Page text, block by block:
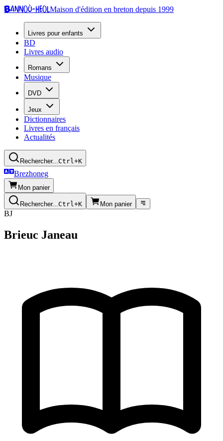
Bannoù-heolMaison d'édition en breton depuis 1999
Livres pour enfants
BD
Livres audio
Romans
Musique
DVD
Jeux
Dictionnaires
Livres en français
Actualités
Rechercher...Ctrl+K
Brezhoneg
Mon panier
Rechercher...Ctrl+K Mon panier
BJ
Brieuc Janeau